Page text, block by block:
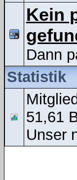
Kein
Dann
Statistik
51,61
Unser